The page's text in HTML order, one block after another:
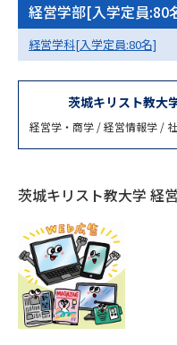
留学・進学関連、塾・予備校
大学入学共通テスト「受験上の
配慮案内」の請求
幼稚園教員資格認定試験
大学で学べる内容や特徴
経営学部[入学定員:80
経営学科[入学定員:80名]
茨城キリスト教大
経営学・商学 / 経営情報学 /
茨城キリスト教大学 経